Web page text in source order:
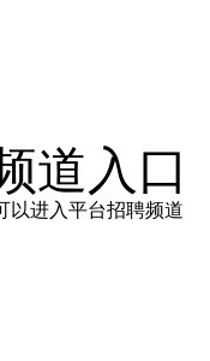
道入口
以进入平台招聘频道